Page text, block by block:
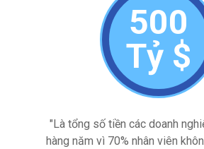
500
Tỷ $
"Là tổng số tiền các doanh
hàng năm vì 70% nhân viên